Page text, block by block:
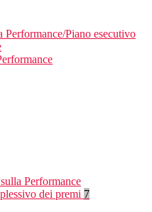
Performance/Piano esecutivo
Performance
dei premi 7